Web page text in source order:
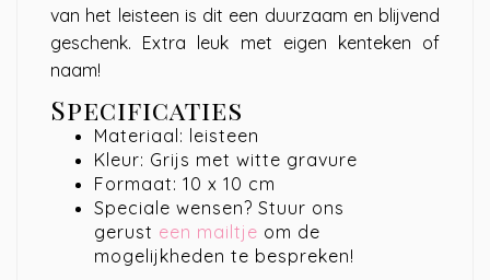
van het leisteen is dit een duurzaam en blijvend
geschenk. Extra leuk met eigen kenteken of
naam!
Specificaties
Materiaal: leisteen
Kleur: Grijs met witte gravure
Formaat: 10 x 10 cm
Speciale wensen? Stuur ons
gerust een mailtje om de
mogelijkheden te bespreken!